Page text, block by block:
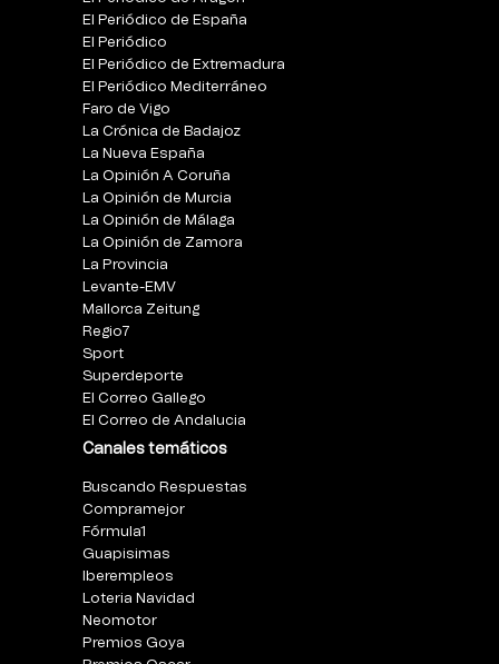
El Periódico de España
El Periódico
El Periódico de Extremadura
El Periódico Mediterráneo
Faro de Vigo
La Crónica de Badajoz
La Nueva España
La Opinión A Coruña
La Opinión de Murcia
La Opinión de Málaga
La Opinión de Zamora
La Provincia
Levante-EMV
Mallorca Zeitung
Regio7
Sport
Superdeporte
El Correo Gallego
El Correo de Andalucia
Canales temáticos
Buscando Respuestas
Compramejor
Fórmula1
Guapisimas
Iberempleos
Loteria Navidad
Neomotor
Premios Goya